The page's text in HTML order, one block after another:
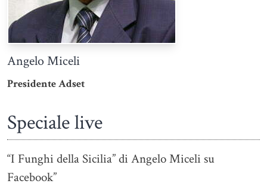
Angelo Miceli
Presidente Adset
Speciale live
“I Funghi della Sicilia” di Angelo Miceli su
Facebook”